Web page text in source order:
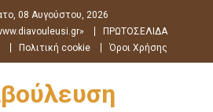
08 Αυγούστου, 2026
ΠΡΩΤΟΣΕΛΙΔΑ
Πολιτική cookie Όροι Χρήσης